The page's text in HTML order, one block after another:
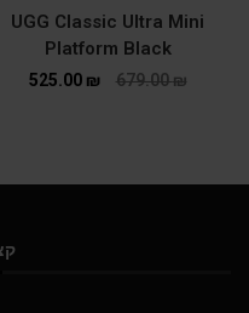
UGG Classic Ultra Mini
Platform Black
679.00₪
525.00 ₪